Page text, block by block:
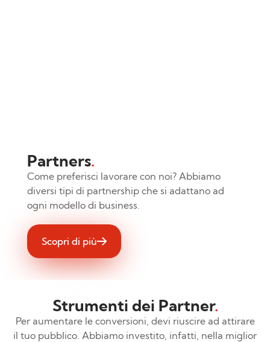
Partners.
Come preferisci lavorare con noi? Abbiamo
diversi tipi di partnership che si adattano ad
ogni modello di business.
Scopri di più
Strumenti dei Partner.
Per aumentare le conversioni, devi riuscire ad attirare
il tuo pubblico. Abbiamo investito, infatti, nella miglior